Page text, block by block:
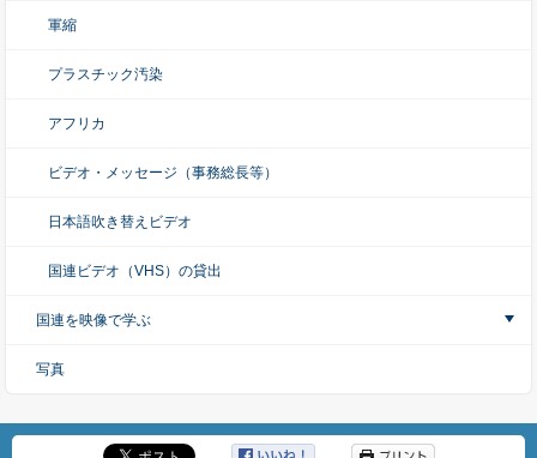
軍縮
プラスチック汚染
アフリカ
ビデオ・メッセージ（事務総長等）
日本語吹き替えビデオ
国連ビデオ（VHS）の貸出
国連を映像で学ぶ
写真